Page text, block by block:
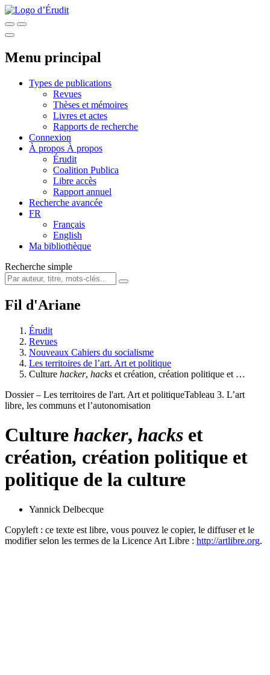
Menu principal
Types de publications
Revues
Thèses et mémoires
Livres et actes
Rapports de recherche
Connexion
À propos À propos
Érudit
Coalition Publica
Libre accès
Rapport annuel
Recherche avancée
FR
Français
English
Ma bibliothèque
Recherche simple
Fil d'Ariane
Érudit
Revues
Nouveaux Cahiers du socialisme
Les territoires de l’art. Art et politique
Culture hacker, hacks et création création politique et …
Dossier – Les territoires de l'art. Art et politiqueTableau 3. L’art
libre, les communs et l’autonomisation
Culture hacker, hacks et
création, création politique et
politique de la culture
Yannick Delbecque
Copyleft : ce texte est libre, vous pouvez le copier, le diffuser et le
modifier selon les termes de la Licence Art Libre : http://artlibre.org.